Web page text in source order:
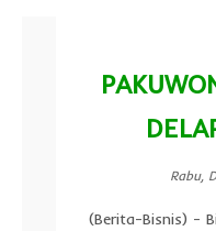
Rabu,
(Berita-Bisnis) -